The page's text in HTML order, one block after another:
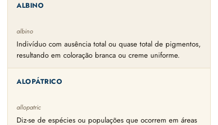
ALBINO
albino
Indivíduo com ausência total ou quase total de pigmentos,
resultando em coloração branca ou creme uniforme.
ALOPÁTRICO
allopatric
Diz-se de espécies ou populações que ocorrem em áreas